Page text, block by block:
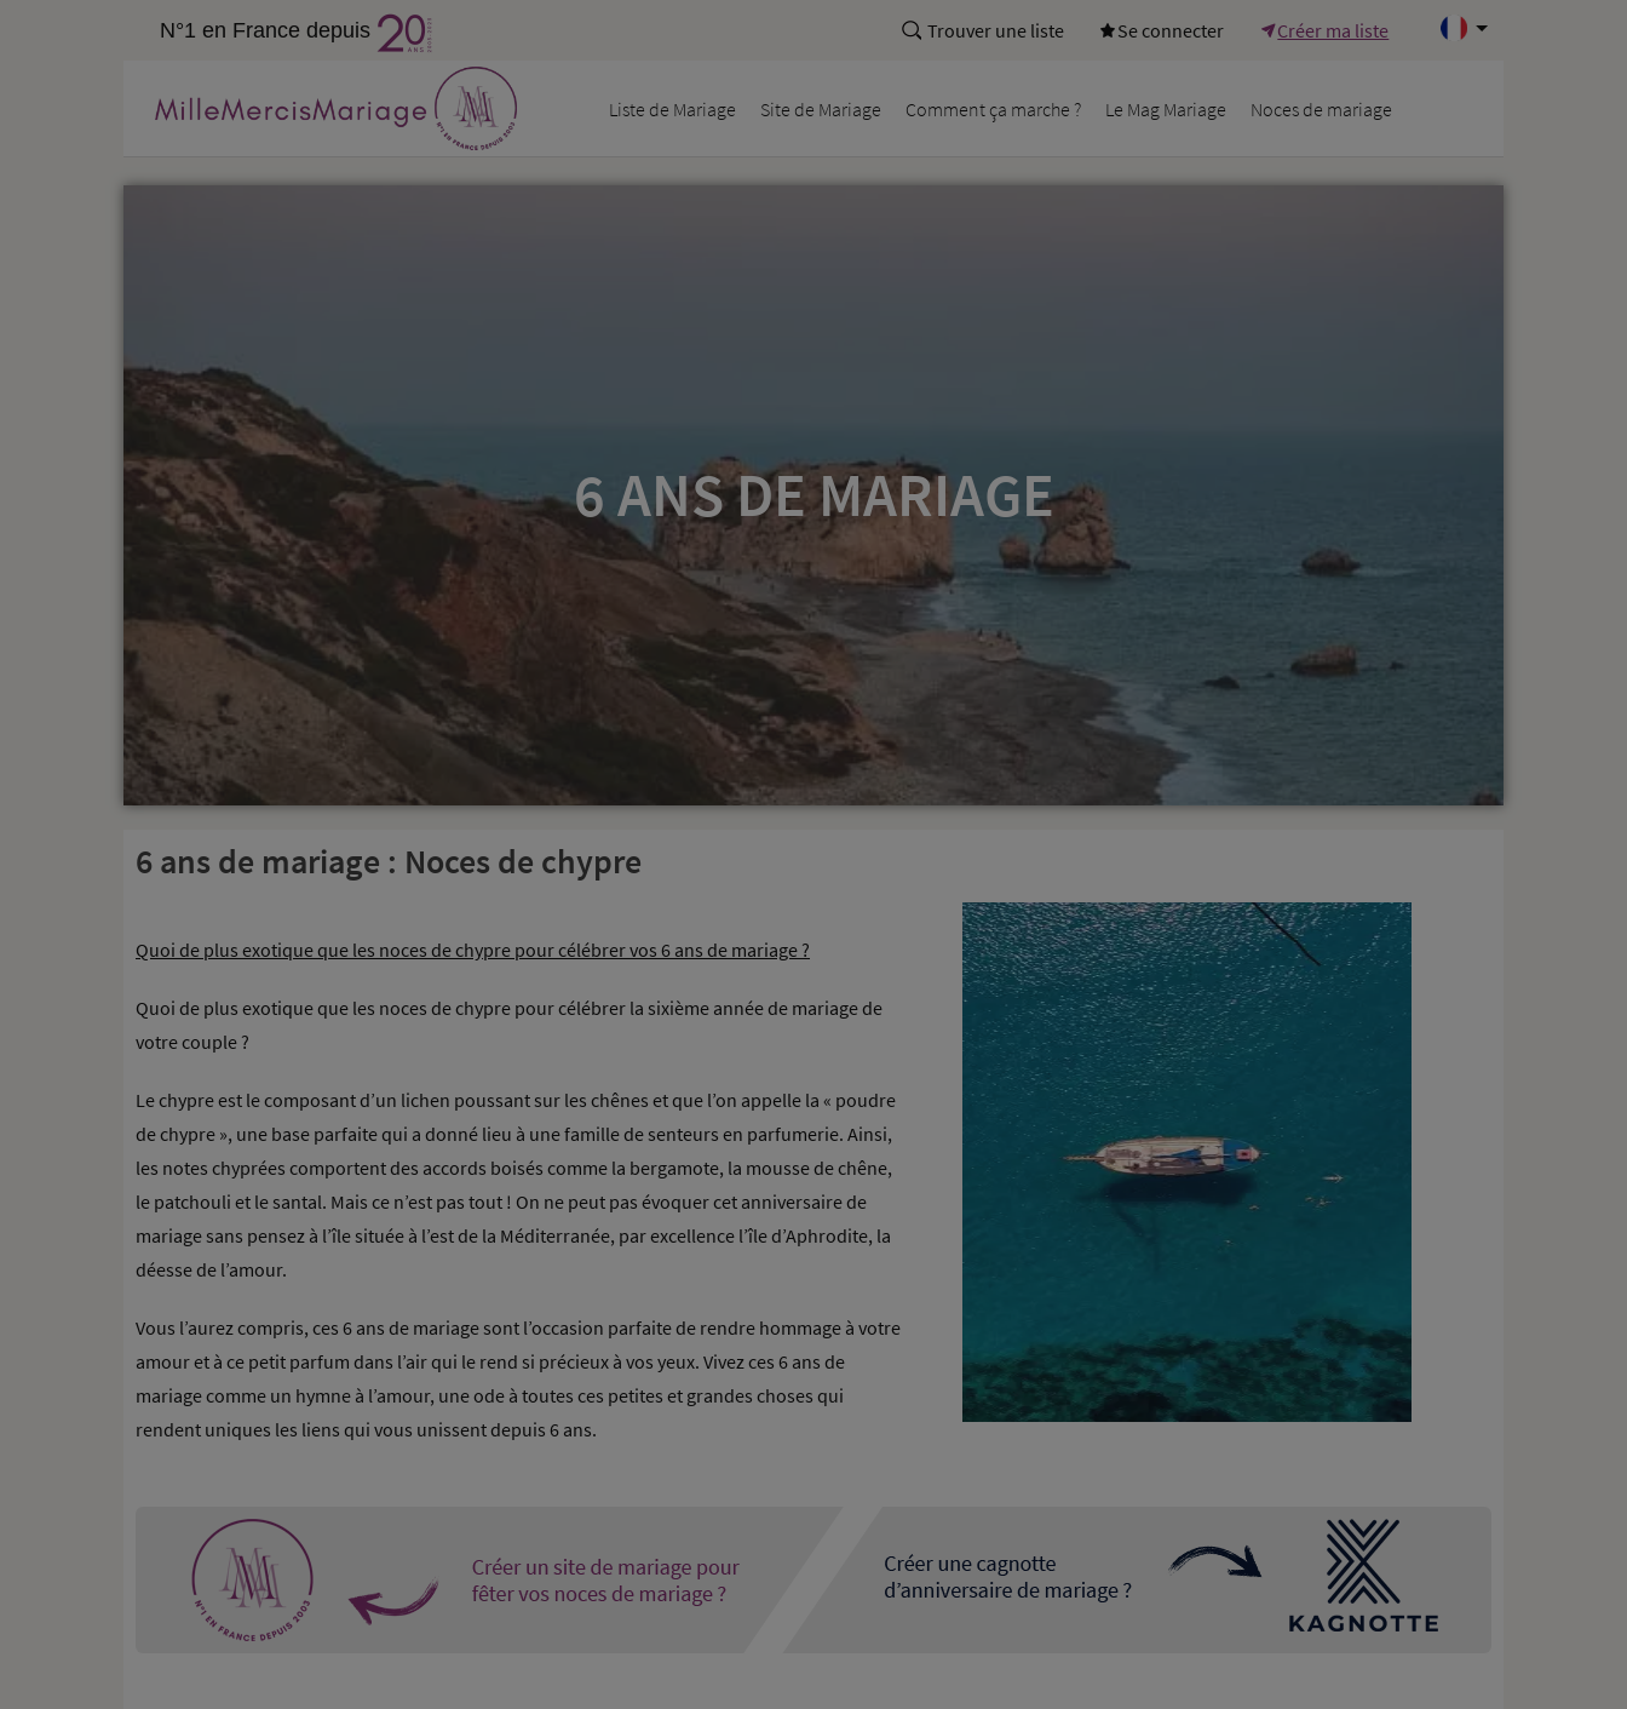
N°1 en France depuis Trouver une liste Se connecter Créer ma liste
Liste de Mariage Site de Mariage Comment ça marche ? Le Mag Mariage Noces de mariage
6 ANS DE MARIAGE
6 ans de mariage : Noces de chypre
Quoi de plus exotique que les noces de chypre pour célébrer vos 6 ans de mariage ?
Quoi de plus exotique que les noces de chypre pour célébrer la sixième année de mariage de
votre couple ?
Le chypre est le composant d’un lichen poussant sur les chênes et que l’on appelle la « poudre
de chypre », une base parfaite qui a donné lieu à une famille de senteurs en parfumerie. Ainsi,
les notes chyprées comportent des accords boisés comme la bergamote, la mousse de chêne,
le patchouli et le santal. Mais ce n’est pas tout ! On ne peut pas évoquer cet anniversaire de
mariage sans pensez à l’île située à l’est de la Méditerranée, par excellence l’île d’Aphrodite, la
déesse de l’amour.
Vous l’aurez compris, ces 6 ans de mariage sont l’occasion parfaite de rendre hommage à votre
amour et à ce petit parfum dans l’air qui le rend si précieux à vos yeux. Vivez ces 6 ans de
mariage comme un hymne à l’amour, une ode à toutes ces petites et grandes choses qui
rendent uniques les liens qui vous unissent depuis 6 ans.